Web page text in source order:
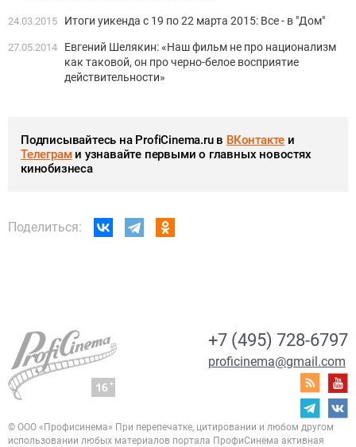
24.03.2015 Итоги уикенда с 19 по 22 марта 2015: Все - в "Дом"
27.05.2014
Евгений Шелякин: «Наш фильм не про национализм
как таковой, он про черно-белое восприятие
действительности»
Подписывайтесь на ProfiCinema.ru в ВКонтакте и
Телеграми узнавайте первыми о главных новостях
кинобизнеса
Поделиться:
+7 (495) 728-6797
proficinema@gmail.com
© ООО «Профисинема» При перепечатке, цитировании и любом другом
использовании любых материалов портала ПрофиСинема активная